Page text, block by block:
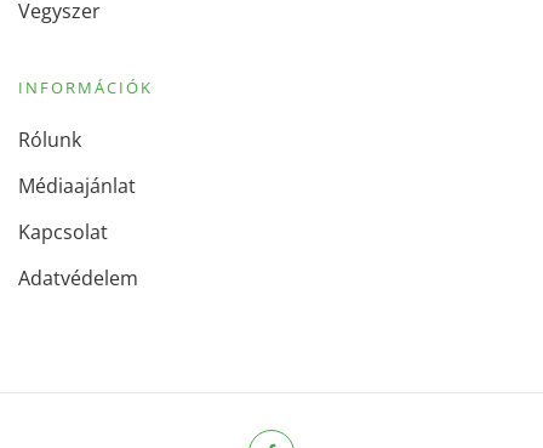
Vegyszer
INFORMÁCIÓK
Rólunk
Médiaajánlat
Kapcsolat
Adatvédelem